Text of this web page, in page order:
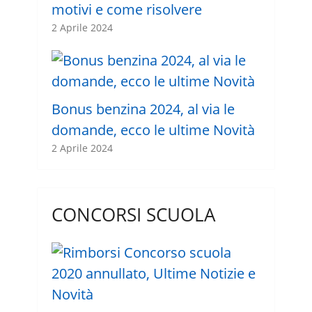
motivi e come risolvere
2 Aprile 2024
Bonus benzina 2024, al via le
domande, ecco le ultime Novità
2 Aprile 2024
CONCORSI SCUOLA